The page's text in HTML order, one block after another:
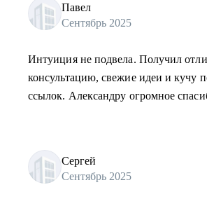
Павел
Сентябрь 2025
Интуиция не подвела. Получил
консультацию, свежие идеи и кучу
ссылок. Александру огромное
Сергей
Сентябрь 2025